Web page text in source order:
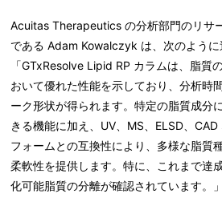
Acuitas Therapeutics の分析部門のリサ
である Adam Kowalczyk は、次のように
「GTxResolve Lipid RP カラムは、脂質
おいて優れた性能を示しており、分析時
ーク形状が得られます。特定の脂質成分
きる機能に加え、UV、MS、ELSD、
フォームとの互換性により、多様な脂質
柔軟性を提供します。特に、これまで達
化可能脂質の分離が確認されています。」